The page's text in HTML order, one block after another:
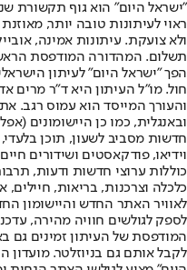
"ישראל היום" הוא גוף תקשורת
ראוי לעיתונות טובה יותר,
ולא צועקת. עיתונות אמינה,
הפך "ישראל היום" לעיתון
חול. מו"ל העיתון היא ד"ר מרים
והעורך המייסד הוא עמוס רגב.
חדשות מסביב לשעון, תוכן בלעדי,
וידיאו, פודקאסטים ושידורים
כוללות ערוצי חדשות ודעות,
לאוויר האתר החדש והיישומון
לספק לגולשים חוויה מהירה,
המודפסת של העיתון זמינים גם
לקבל אותם גם בניוזלטר.